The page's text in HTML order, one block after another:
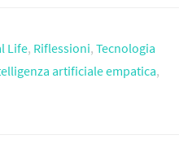
Life, Riflessioni, Tecnologia
artificiale empatica,